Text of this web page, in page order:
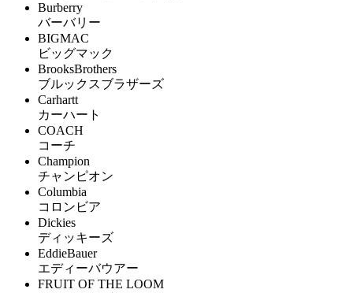
Burberry
バーバリー
BIGMAC
ビッグマック
BrooksBrothers
ブルックスブラザーズ
Carhartt
カーハート
COACH
コーチ
Champion
チャンピオン
Columbia
コロンビア
Dickies
ディッキーズ
EddieBauer
エディーバウアー
FRUIT OF THE LOOM